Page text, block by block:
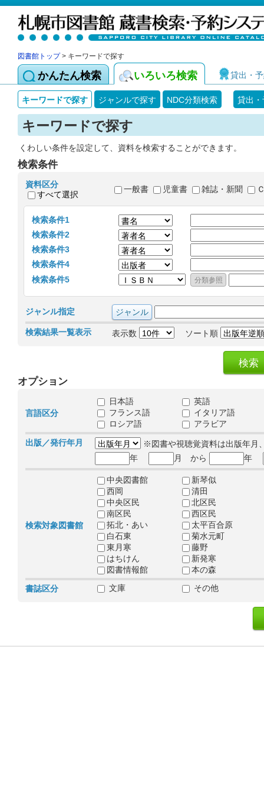
図書館トップ> キーワードで探す
かんたん検索 いろいろ検索 貸出・
キーワードで探す ジャンルで探す NDC分類検索 貸出
キーワードで探す
くわしい条件を設定して、資料を検索することができます。
検索条件
資料区分
すべて選択
一般書 児童書 雑誌・新聞
検索条件1
検索条件2
検索条件3
検索条件4
検索条件5
ジャンル指定
検索結果一覧表示 表示数 ソート順
オプション
言語区分
日本語
英語
フランス語
イタリア語
ロシア語
アラビア
出版／発行年月
※図書や視聴覚資料は出版年月
年
月 から 年
検索対象図書館
中央図書館
新琴似
西岡
清田
中央区民
北区民
南区民
西区民
拓北・あい
太平百合原
白石東
菊水元町
東月寒
藤野
はちけん
新発寒
図書情報館
本の森
書誌区分
文庫 その他